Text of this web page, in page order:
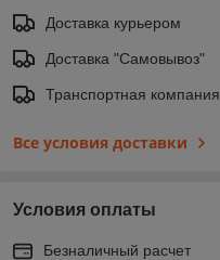
Доставка курьером
Доставка "Самовывоз"
Транспортная компания
Все условия доставки
Условия оплаты
Безналичный расчет